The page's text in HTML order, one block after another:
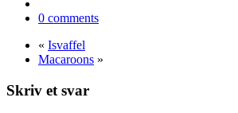
0 comments
« Isvaffel
Macaroons »
Skriv et svar